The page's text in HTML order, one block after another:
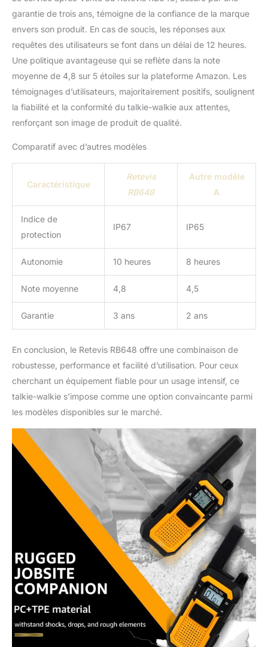
et aux environnements
humides Fonction VOX;
transmission activée par
la voix de l'utilisateur
d'appuyer sur un
bouton; ce qui libère les
mains de l'utilisateur
pour d'autres tâches;
réception d'un signal; il
est rouge lors de la
Radio bidirectionnelle à
longue portée; facilite la
communication à longue
distance; qualité sonore
transmission et une
pour recevoir les
temps; la fonction
d'alarme d'urgence vous
aide à faire face
rapidement aux
préservez votre sécurité
garantie de trois ans, témoigne de la confiance de la marque
envers son produit. En cas de soucis, les réponses aux
requêtes des utilisateurs se font dans un délai de 12 heures.
Une politique avantageuse qui se reflète dans la note
moyenne de 4,8 sur 5 étoiles sur la plateforme Amazon. Les
témoignages d’utilisateurs, majoritairement positifs, soulignent
la fiabilité et la conformité du talkie-walkie aux attentes,
renforçant son image de produit de qualité.
Comparatif avec d’autres modèles
Caractéristique
Retevis
RB648
Autre modèle
A
Indice de
protection
IP67 IP65
Autonomie 10 heures 8 heures
Note moyenne 4,8 4,5
Garantie 3 ans 2 ans
En conclusion, le Retevis RB648 offre une combinaison de
robustesse, performance et facilité d’utilisation. Pour ceux
cherchant un équipement fiable pour un usage intensif, ce
talkie-walkie s’impose comme une option convaincante parmi
les modèles disponibles sur le marché.